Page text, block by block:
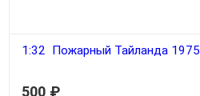
1:32 Пожарный Тайланда 1975
500 ₽